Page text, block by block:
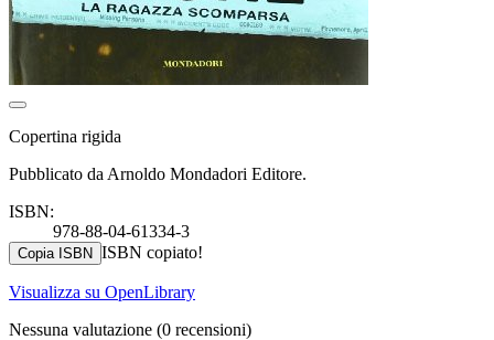
Copertina rigida
Pubblicato da Arnoldo Mondadori Editore.
ISBN:
978-88-04-61334-3
Copia ISBN ISBN copiato!
Visualizza su OpenLibrary
Nessuna valutazione (0 recensioni)